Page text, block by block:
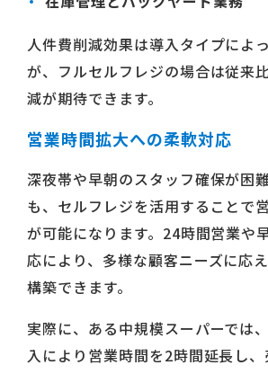
人件費削減効果は導入タイプによ
が、フルセルフレジの場合は従来
減が期待できます。
営業時間拡大への柔軟対応
深夜帯や早朝のスタッフ確保が困
も、セルフレジを活用することで
が可能になります。24時間営業や
応により、多様な顧客ニーズに応
構築できます。
実際に、ある中規模スーパーでは
入により営業時間を2時間延長し